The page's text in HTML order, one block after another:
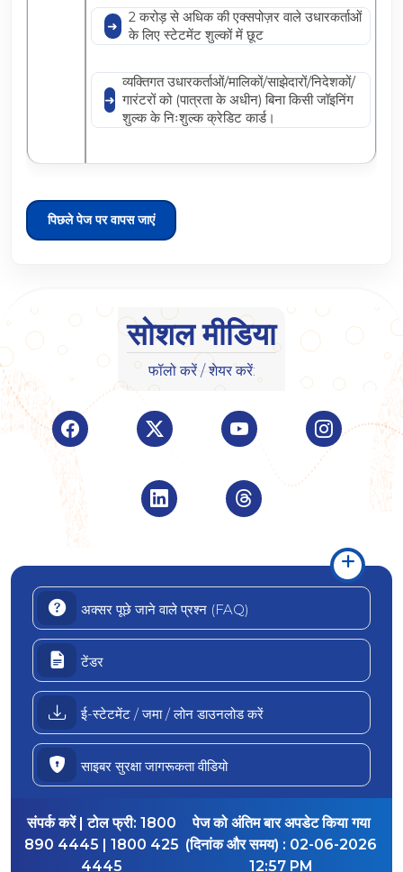
2 करोड़ से अधिक की एक्सपोज़र वाले उधारकर्ताओं
के लिए स्टेटमेंट शुल्कों में छूट
व्यक्तिगत उधारकर्ताओं/मालिकों/साझेदारों/निदेशकों/
गारंटरों को (पात्रता के अधीन) बिना किसी जॉइनिंग
शुल्क के निःशुल्क क्रेडिट कार्ड।
पिछले पेज पर वापस जाएं
सोशल मीडिया
फॉलो करें / शेयर करें:
Visit Indian Overseas Bank Facebook page
Visit Indian Overseas Bank
Visit Indian Visit
Visit Indian Overseas Bank
Visit Indian
अक्सर पूछे जाने वाले प्रश्न (FAQ)
टेंडर
ई-स्टेटमेंट / जमा / लोन डाउनलोड करें
साइबर सुरक्षा जागरूकता वीडियो
संपर्क करें | टोल फ्री: 1800
890 4445 | 1800 425
4445
पेज को अंतिम बार अपडेट किया गया
(दिनांक और समय) : 02-06-2026
12:57 PM